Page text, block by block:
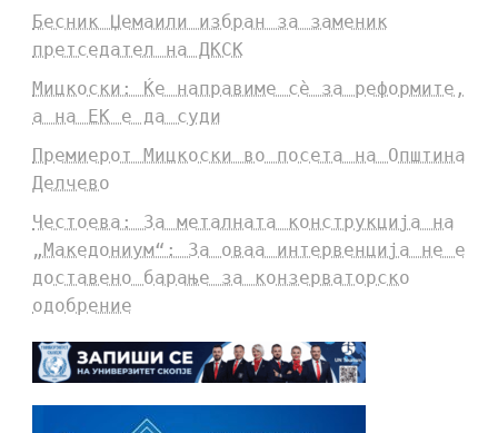
Бесник Џемаили избран за заменик
претседател на ДКСК
Мицкоски: Ќе направиме сè за реформите,
а на ЕК е да суди
Премиерот Мицкоски во посета на Општина
Делчево
Честоева: За металната конструкција на
„Македониум“: За оваа интервенција не е
доставено барање за конзерваторско
одобрение